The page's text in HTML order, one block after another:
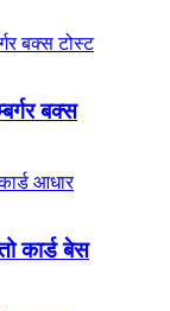
बक्स
कार्ड बेस